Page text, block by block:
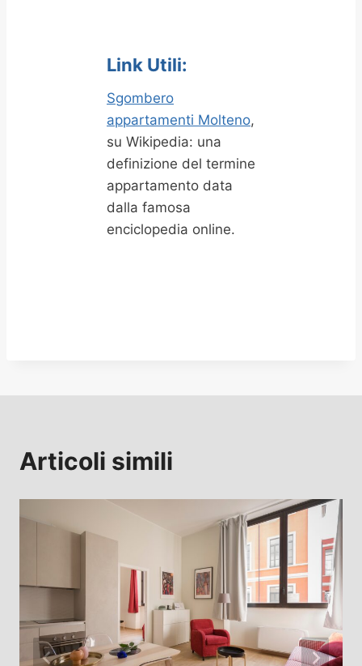
Link Utili:
Sgombero
appartamenti Molteno,
su Wikipedia: una
definizione del termine
appartamento data
dalla famosa
enciclopedia online.
Articoli simili